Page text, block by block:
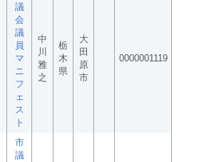
議
会
議
員
マ
ニ
フ
ェ
ス
ト
中
川
雅
之
栃
木
県
大
田
原
市
0000001119
市
議